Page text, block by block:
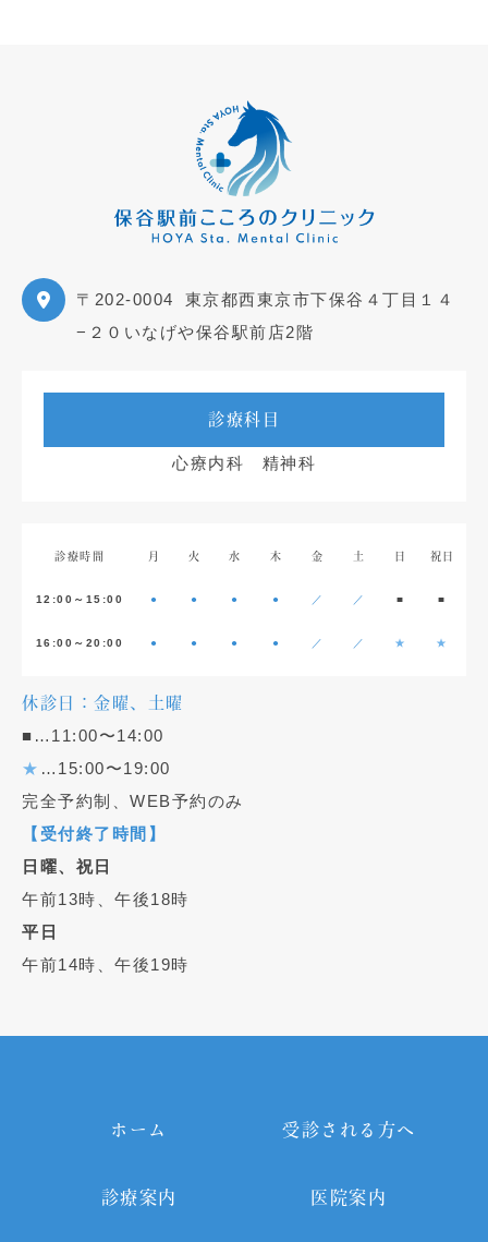
〒202-0004
東京都西東京市下保谷４丁目１４
−２０いなげや保谷駅前店2階
診療科目
心療内科 精神科
診療時間 月 火 水 木 金 土 日 祝日
12:00～15:00 ● ● ● ● ／ ／ ■ ■
16:00～20:00 ● ● ● ● ／ ／ ★ ★
休診日：金曜、土曜
■…11:00〜14:00
★ …15:00〜19:00
完全予約制、WEB予約のみ
【受付終了時間】
日曜、祝日
午前13時、午後18時
平日
午前14時、午後19時
ホーム 受診される方へ
診療案内 医院案内